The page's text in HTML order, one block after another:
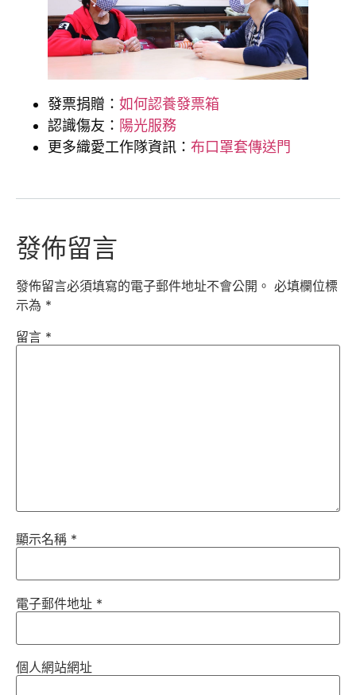
發票捐贈： 如何認養發票箱
認識傷友： 陽光服務
更多織愛工作隊資訊： 布口罩套傳送門
發佈留言
發佈留言必須填寫的電子郵件地址不會公開。 必填欄位標
示為 *
留言 *
顯示名稱 *
電子郵件地址 *
個人網站網址